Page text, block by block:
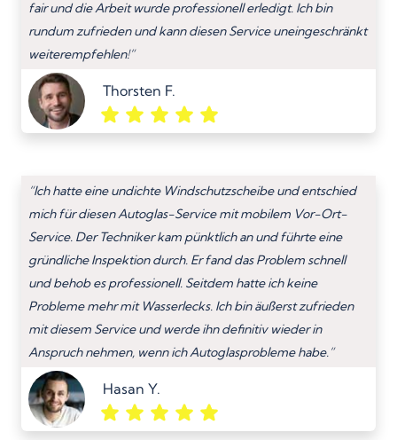
fair und die Arbeit wurde professionell erledigt. Ich bin
rundum zufrieden und kann diesen Service uneingeschränkt
weiterempfehlen!”
Thorsten F.
“Ich hatte eine undichte Windschutzscheibe und entschied
mich für diesen Autoglas-Service mit mobilem Vor-Ort-
Service. Der Techniker kam pünktlich an und führte eine
gründliche Inspektion durch. Er fand das Problem schnell
und behob es professionell. Seitdem hatte ich keine
Probleme mehr mit Wasserlecks. Ich bin äußerst zufrieden
mit diesem Service und werde ihn definitiv wieder in
Anspruch nehmen, wenn ich Autoglasprobleme habe.”
Hasan Y.